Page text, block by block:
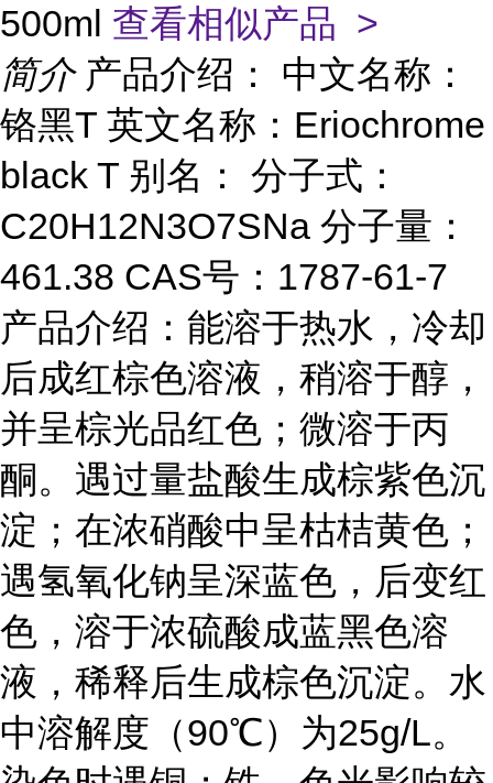
500ml 查看相似产品 >
简介 产品介绍： 中文名称：
铬黑T 英文名称：Eriochrome
black T 别名： 分子式：
C20H12N3O7SNa 分子量：
461.38 CAS号：1787-61-7
产品介绍：能溶于热水，冷却
后成红棕色溶液，稍溶于醇，
并呈棕光品红色；微溶于丙
酮。遇过量盐酸生成棕紫色沉
淀；在浓硝酸中呈枯桔黄色；
遇氢氧化钠呈深蓝色，后变红
色，溶于浓硫酸成蓝黑色溶
液，稀释后生成棕色沉淀。水
中溶解度（90℃）为25g/L。